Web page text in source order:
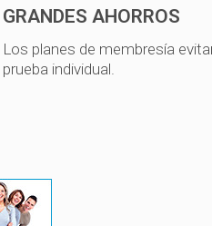
GRANDES AHORROS
Los planes de membresía
prueba individual.